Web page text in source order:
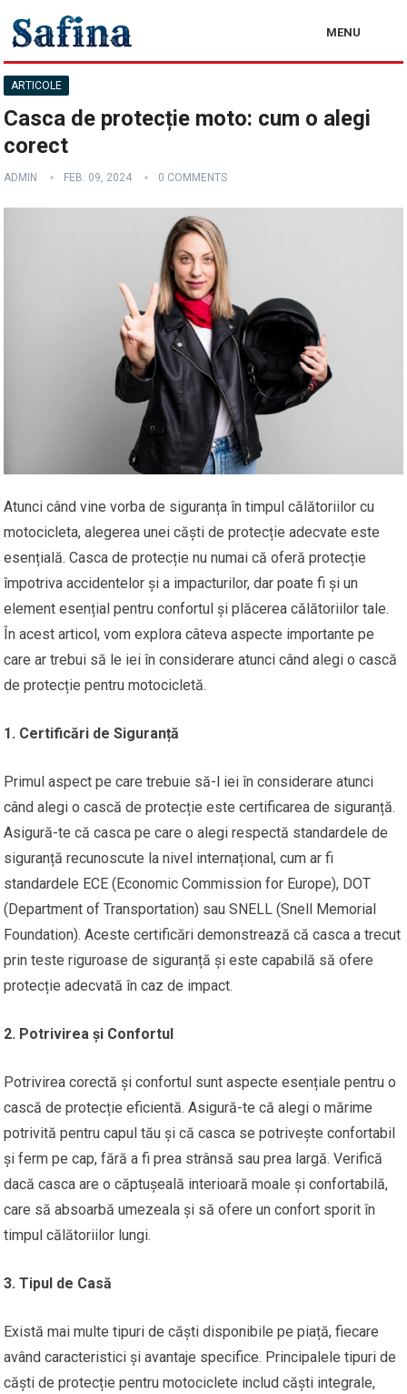
MENU
ARTICOLE
Casca de protecție moto: cum o alegi
corect
ADMIN FEB. 09, 2024 0 COMMENTS
Atunci când vine vorba de siguranța în timpul călătoriilor cu
motocicleta, alegerea unei căști de protecție adecvate este
esențială. Casca de protecție nu numai că oferă protecție
împotriva accidentelor și a impacturilor, dar poate fi și un
element esențial pentru confortul și plăcerea călătoriilor tale.
În acest articol, vom explora câteva aspecte importante pe
care ar trebui să le iei în considerare atunci când alegi o cască
de protecție pentru motocicletă.
1. Certificări de Siguranță
Primul aspect pe care trebuie să-l iei în considerare atunci
când alegi o cască de protecție este certificarea de siguranță.
Asigură-te că casca pe care o alegi respectă standardele de
siguranță recunoscute la nivel internațional, cum ar fi
standardele ECE (Economic Commission for Europe), DOT
(Department of Transportation) sau SNELL (Snell Memorial
Foundation). Aceste certificări demonstrează că casca a trecut
prin teste riguroase de siguranță și este capabilă să ofere
protecție adecvată în caz de impact.
2. Potrivirea și Confortul
Potrivirea corectă și confortul sunt aspecte esențiale pentru o
cască de protecție eficientă. Asigură-te că alegi o mărime
potrivită pentru capul tău și că casca se potrivește confortabil
și ferm pe cap, fără a fi prea strânsă sau prea largă. Verifică
dacă casca are o căptușeală interioară moale și confortabilă,
care să absoarbă umezeala și să ofere un confort sporit în
timpul călătoriilor lungi.
3. Tipul de Casă
Există mai multe tipuri de căști disponibile pe piață, fiecare
având caracteristici și avantaje specifice. Principalele tipuri de
căști de protecție pentru motociclete includ căști integrale,